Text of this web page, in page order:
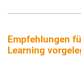
Empfehlungen
Learning